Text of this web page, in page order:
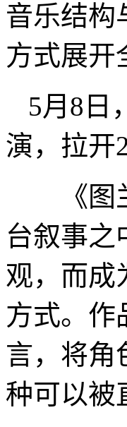
音乐结构
方式展开
5月8日
演，拉开
《图兰
台叙事之
观，而成
方式。作
言，将角
种可以被